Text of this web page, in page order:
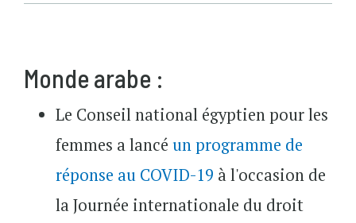
Monde arabe :
Le Conseil national égyptien pour les
femmes a lancé un programme de
réponse au COVID-19 à l'occasion de
la Journée internationale du droit